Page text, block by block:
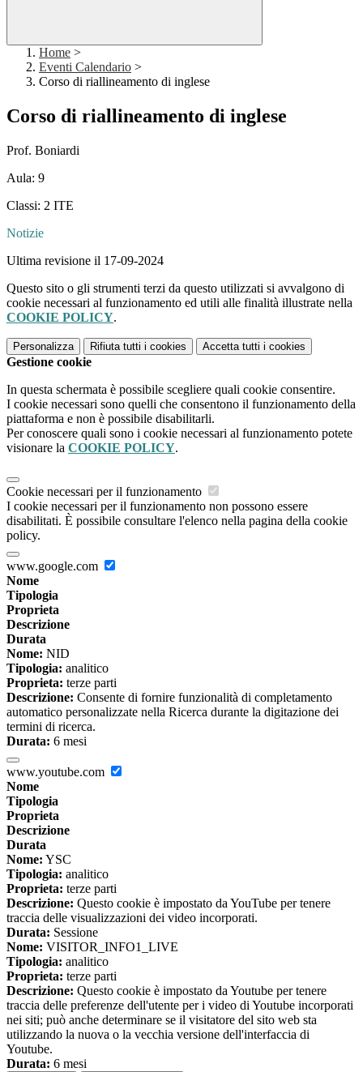
Home >
Eventi Calendario >
Corso di riallineamento di inglese
Corso di riallineamento di inglese
Prof. Boniardi
Aula: 9
Classi: 2 ITE
Notizie
Ultima revisione il 17-09-2024
Questo sito o gli strumenti terzi da questo utilizzati si avvalgono di
cookie necessari al funzionamento ed utili alle finalità illustrate nella
COOKIE POLICY.
Personalizza Rifiuta tutti i cookies Accetta tutti i cookies
Gestione cookie
In questa schermata è possibile scegliere quali cookie consentire.
I cookie necessari sono quelli che consentono il funzionamento della
piattaforma e non è possibile disabilitarli.
Per conoscere quali sono i cookie necessari al funzionamento potete
visionare la COOKIE POLICY.
Cookie necessari per il funzionamento
I cookie necessari per il funzionamento non possono essere
disabilitati. È possibile consultare l'elenco nella pagina della cookie
policy.
www.google.com
Nome
Tipologia
Proprieta
Descrizione
Durata
Nome: NID
Tipologia: analitico
Proprieta: terze parti
Descrizione: Consente di fornire funzionalità di completamento
automatico personalizzate nella Ricerca durante la digitazione dei
termini di ricerca.
Durata: 6 mesi
www.youtube.com
Nome
Tipologia
Proprieta
Descrizione
Durata
Nome: YSC
Tipologia: analitico
Proprieta: terze parti
Descrizione: Questo cookie è impostato da YouTube per tenere
traccia delle visualizzazioni dei video incorporati.
Durata: Sessione
Nome: VISITOR_INFO1_LIVE
Tipologia: analitico
Proprieta: terze parti
Descrizione: Questo cookie è impostato da Youtube per tenere
traccia delle preferenze dell'utente per i video di Youtube incorporati
nei siti; può anche determinare se il visitatore del sito web sta
utilizzando la nuova o la vecchia versione dell'interfaccia di
Youtube.
Durata: 6 mesi